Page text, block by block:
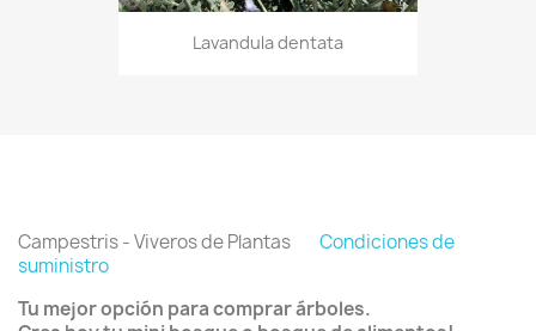
Lavandula dentata
Campestris - Viveros de Plantas Condiciones de
suministro
Tu mejor opción para comprar árboles.